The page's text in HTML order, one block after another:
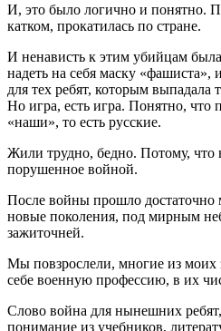
И, это было логично и понятно.
катком, прокатилась по стране.
И ненависть к этим убийцам была
надеть на себя маску «фашиста»,
для тех ребят, которым выпадала
Но игра, есть игра. Понятно, что
«наши», то есть русские.
Жили трудно, бедно. Потому, что
порушенное войной.
После войны прошло достаточно
новые поколения, под мирным
зажиточней.
Мы повзрослели, многие из моих
себе военную профессию, в их
Слово война для нынешних
понимание из учебников,